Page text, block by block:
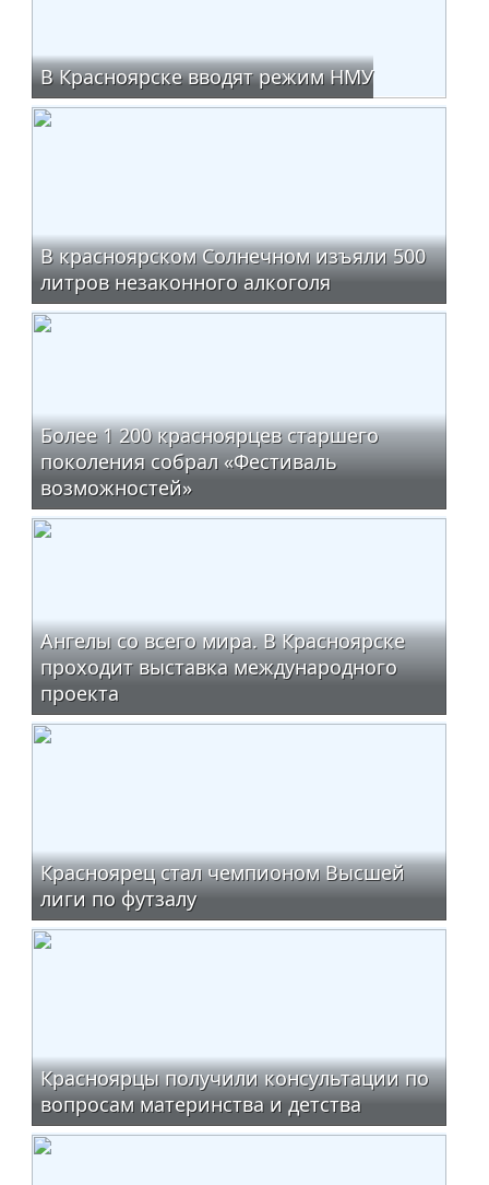
В Красноярске вводят режим НМУ
В красноярском Солнечном изъяли 500
литров незаконного алкоголя
Более 1 200 красноярцев старшего
поколения собрал «Фестиваль
возможностей»
Ангелы со всего мира. В Красноярске
проходит выставка международного
проекта
Красноярец стал чемпионом Высшей
лиги по футзалу
Красноярцы получили консультации по
вопросам материнства и детства